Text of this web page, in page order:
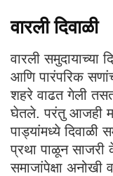
वारली दिवाळी
वारली समुदायाच्या
आणि पारंपरिक
शहरे वाढत गेली
घेतले. परंतु आजही
पाड्यांमध्ये दिवाळी
प्रथा पाळून साजरी
समाजांपेक्षा अनोखी